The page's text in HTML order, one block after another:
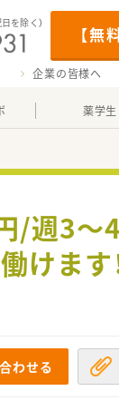
【無
日を除く）
企業の皆様へ
薬学生
/週3～
けます
わせる